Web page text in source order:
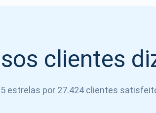
clientes
5 estrelas por 27.424 clientes